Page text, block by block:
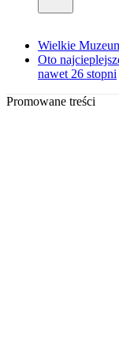
Wielkie
Oto
nawet 26 stopni
Promowane treści